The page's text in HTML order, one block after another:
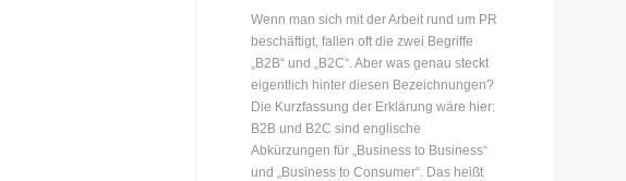
Wenn man sich mit der Arbeit rund um PR
beschäftigt, fallen oft die zwei Begriffe
„B2B“ und „B2C“. Aber was genau steckt
eigentlich hinter diesen Bezeichnungen?
Die Kurzfassung der Erklärung wäre hier:
B2B und B2C sind englische
Abkürzungen für „Business to Business“
und „Business to Consumer“. Das heißt